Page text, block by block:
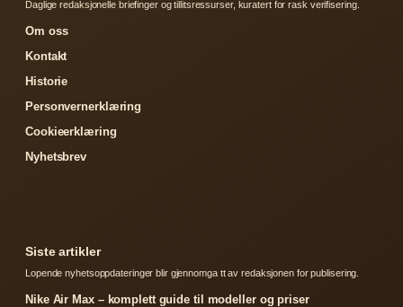
Daglige redaksjonelle briefinger og tillitsressurser, kuratert for rask verifisering.
Om oss
Kontakt
Historie
Personvernerklæring
Cookieerklæring
Nyhetsbrev
Siste artikler
Lopende nyhetsoppdateringer blir gjennomga tt av redaksjonen for publisering.
Nike Air Max – komplett guide til modeller og priser